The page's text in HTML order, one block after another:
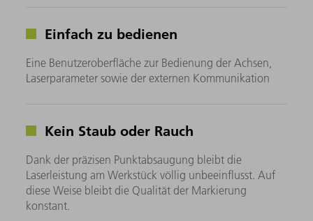
Einfach zu bedienen
Eine Benutzeroberfläche zur Bedienung der Achsen,
Laserparameter sowie der externen Kommunikation
Kein Staub oder Rauch
Dank der präzisen Punktabsaugung bleibt die
Laserleistung am Werkstück völlig unbeeinflusst. ​Auf
diese Weise bleibt die Qualität der Markierung
konstant.